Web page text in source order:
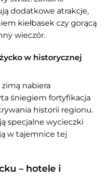
dodatkowe atrakcje,
kiełbasek czy gorącą
wieczór.
w historycznej
nabiera
śniegiem fortyfikacja
historii regionu.
specjalne wycieczki
w tajemnice tej
– hotele i